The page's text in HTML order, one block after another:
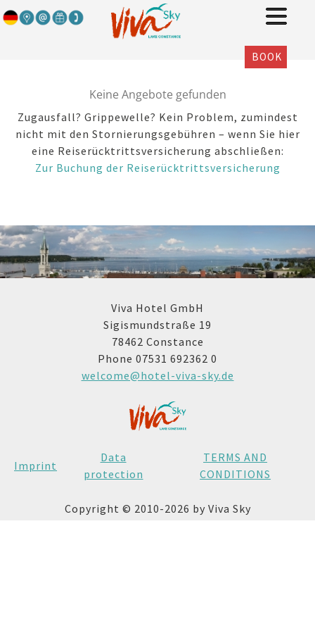
BOOK
Keine Angebote gefunden
Zugausfall? Grippewelle? Kein Problem, zumindest
nicht mit den Stornierungsgebühren – wenn Sie hier
eine Reiserücktrittsversicherung abschließen:
Zur Buchung der Reiserücktrittsversicherung
Viva Hotel GmbH
Sigismundstraße 19
78462 Constance
Phone 07531 692362 0
welcome@hotel-viva-sky.de
Imprint
Data
protection
TERMS AND
CONDITIONS
Copyright © 2010-2026 by Viva Sky